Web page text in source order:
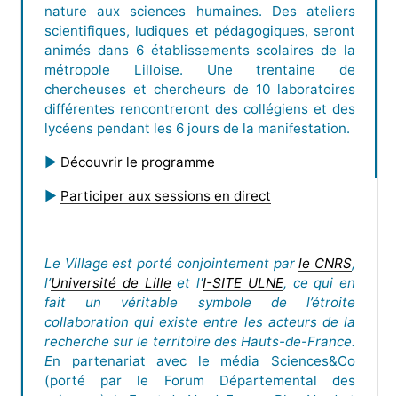
nature aux sciences humaines. Des ateliers
scientifiques, ludiques et pédagogiques, seront
animés dans 6 établissements scolaires de la
métropole Lilloise. Une trentaine de
chercheuses et chercheurs de 10 laboratoires
différentes rencontreront des collégiens et des
lycéens pendant les 6 jours de la manifestation.
► Découvrir le programme
► Participer aux sessions en direct
Le Village est porté conjointement parle CNRS,
l’Université de Lille et l'I-SITE ULNE, ce qui en
fait un véritable symbole de l’étroite
collaboration qui existe entre les acteurs de la
recherche sur le territoire des Hauts-de-France.
En partenariat avec le média Sciences&Co
(porté par le Forum Départemental des